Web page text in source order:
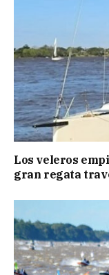
Los veleros
gran regata